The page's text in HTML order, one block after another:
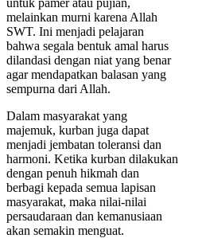
melainkan murni karena Allah
SWT. Ini menjadi pelajaran
bahwa segala bentuk amal harus
dilandasi dengan niat yang benar
agar mendapatkan balasan yang
sempurna dari Allah.
Dalam masyarakat yang
majemuk, kurban juga dapat
menjadi jembatan toleransi dan
harmoni. Ketika kurban dilakukan
dengan penuh hikmah dan
berbagi kepada semua lapisan
masyarakat, maka nilai-nilai
persaudaraan dan kemanusiaan
akan semakin menguat.